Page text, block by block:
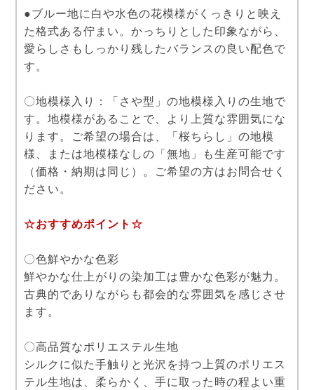
●ブルー地に白や水色の花模様がくっきりと映え
た格式ある佇まい。かっちりとした印象ながら、
愛らしさもしっかり残したバランスの良い配色で
す。
〇地模様入り：「さや型」の地模様入りの生地で
す。地模様があることで、より上質な雰囲気にな
ります。ご希望の場合は、「桜ちらし」の地模
様、または地模様なしの「無地」も生産可能です
（価格・納期は同じ）。ご希望の方はお問合せく
ださい。
☆おすすめポイント☆
〇色鮮やかな色彩
鮮やかな仕上がりの染加工は豊かな色彩が魅力。
古典的でありながらも都会的な雰囲気を感じさせ
ます。
〇高品質なポリエステル生地
シルクに似た手触りと光沢を持つ上質のポリエス
テル生地は、柔らかく、手に取った時の程よい重